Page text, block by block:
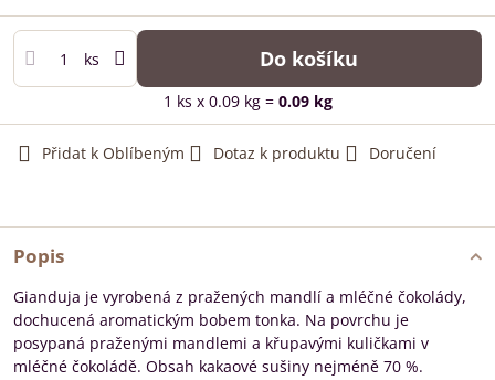
ks Do košíku
1 ks x 0.09 kg = 0.09kg
Přidat k Oblíbeným Dotaz k produktu Doručení
Popis
Gianduja je vyrobená z pražených mandlí a mléčné čokolády,
dochucená aromatickým bobem tonka. Na povrchu je
posypaná praženými mandlemi a křupavými kuličkami v
mléčné čokoládě. Obsah kakaové sušiny nejméně 70 %.